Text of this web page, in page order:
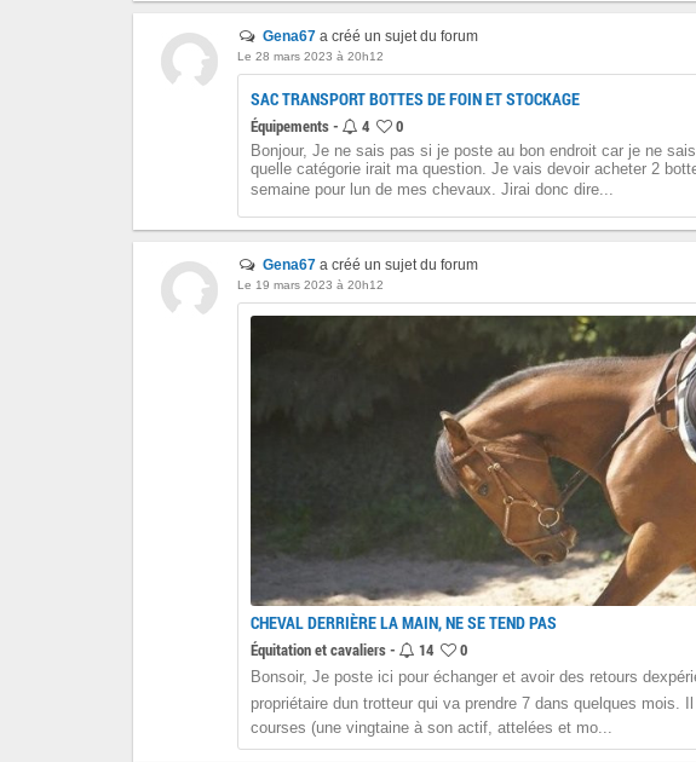
Gena67 a créé un sujet du forum
Le 28 mars 2023 à 20h12
SAC TRANSPORT BOTTES DE FOIN ET STOCKAGE
Équipements - 4 0
Bonjour, Je ne sais pas si je poste au bon endroit car je ne
quelle catégorie irait ma question. Je vais devoir acheter 2
semaine pour lun de mes chevaux. Jirai donc dire...
Gena67 a créé un sujet du forum
Le 19 mars 2023 à 20h12
CHEVAL DERRIÈRE LA MAIN, NE SE TEND PAS
Équitation et cavaliers - 14 0
Bonsoir, Je poste ici pour échanger et avoir des retours
propriétaire dun trotteur qui va prendre 7 dans quelques mois.
courses (une vingtaine à son actif, attelées et mo...